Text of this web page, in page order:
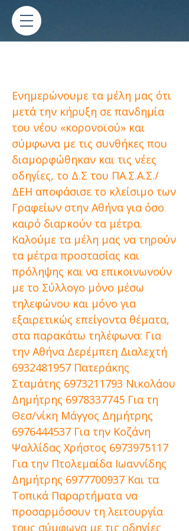
Ενημερώνουμε τα μέλη μας ότι
μετά την κήρυξη σε πανδημία
του νέου «κορονοϊού» και
σύμφωνα με τις συνθήκες που
διαμορφώθηκαν και τις νέες
οδηγίες, το Δ.Σ του ΠΑ.Σ.Α.Σ./
ΔΕΗ αποφάσισε το κλείσιμο των
Γραφείων στην Αθήνα για όσο
καιρό διαρκούν τα μέτρα.
Καλούμε τα μέλη μας να τηρούν
τα μέτρα προστασίας και
πρόληψης και να επικοινωνούν
με το Σύλλογο μόνο μέσω
τηλεφώνου και μόνο για
εξαιρετικώς επείγοντα θέματα,
στα παρακάτω τηλέφωνα: Για
την Αθήνα Δερέμπεη Διαλεχτή
6932481957 Πατεράκης
Σταμάτης 6973211793 Νικολάου
Δημήτρης 6978337745 Για τη
Θεσ/νίκη Μάγγος Δημήτρης
6976444537 Για την Κοζάνη
Ψαλλίδας Χρήστος 6973975117
Για την Πτολεμαίδα Ιωαννίδης
Δημήτρης 6977700937 Και τα
Τοπικά Παραρτήματα να
προσαρμόσουν τη λειτουργία
τους σύμφωνα με τις οδηγίες